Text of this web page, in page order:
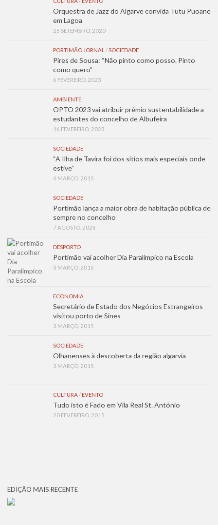
Orquestra de Jazz do Algarve convida Tutu Puoane
em Lagoa
25 SETEMBRO, 2020
PORTIMÃO JORNAL / SOCIEDADE
Pires de Sousa: “Não pinto como posso. Pinto
como quero”
6 FEVEREIRO, 2023
AMBIENTE
OPTO 2023 vai atribuir prémio sustentabilidade a
estudantes do concelho de Albufeira
16 FEVEREIRO, 2023
SOCIEDADE
“A Ilha de Tavira foi dos sítios mais especiais onde
estive”
4 MARÇO, 2015
SOCIEDADE
Portimão lança a maior obra de habitação pública de
sempre no concelho
7 AGOSTO, 2026
DESPORTO
Portimão vai acolher Dia Paralímpico na Escola
3 MARÇO, 2015
ECONOMIA
Secretário de Estado dos Negócios Estrangeiros
visitou porto de Sines
3 MARÇO, 2015
SOCIEDADE
Olhanenses à descoberta da região algarvia
3 MARÇO, 2015
CULTURA / EVENTO
Tudo isto é Fado em Vila Real St. António
20 FEVEREIRO, 2015
EDIÇÃO MAIS RECENTE